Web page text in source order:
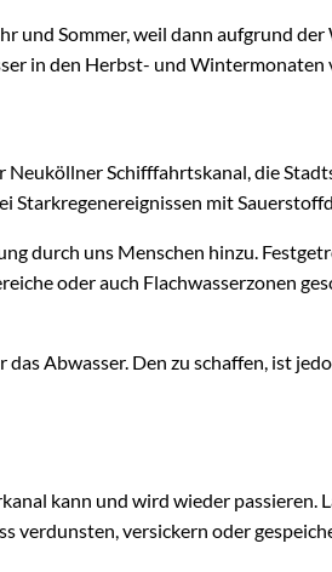
und Sommer, weil dann aufgrund
in den Herbst- und Wintermonaten
Schifffahrtskanal, die
Starkregenereignissen mit
durch uns Menschen hinzu.
oder auch Flachwasserzonen
Abwasser. Den zu schaffen, ist
kann und wird wieder
verdunsten, versickern oder